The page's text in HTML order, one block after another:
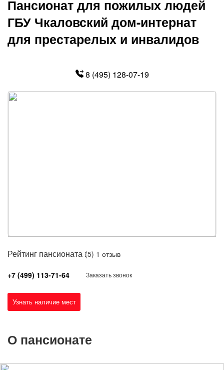
Пансионат для пожилых людей
ГБУ Чкаловский дом-интернат
для престарелых и инвалидов
8 (495) 128-07-19
Рейтинг пансионата :(5) 1 отзыв
+7 (499) 113-71-64 Заказать звонок
Узнать наличие мест
О пансионате